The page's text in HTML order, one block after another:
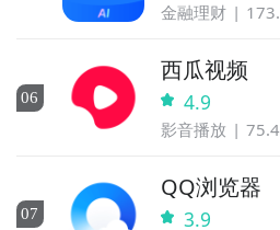
金融理财
06
西瓜视频
4.9
影音播放
07
QQ浏览器
3.9